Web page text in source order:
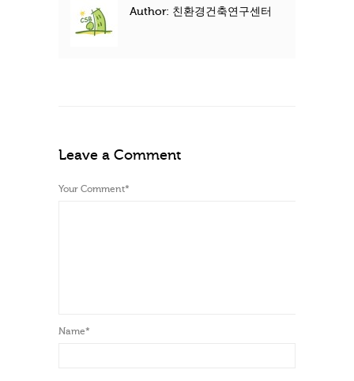
Author: 친환경건축연구센터
Leave a Comment
Your Comment*
Name*